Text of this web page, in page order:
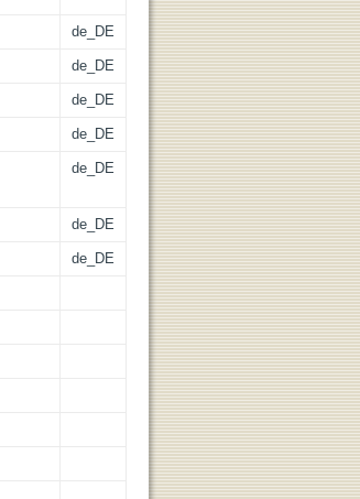
de_DE
de_DE
de_DE
de_DE
de_DE
de_DE
de_DE